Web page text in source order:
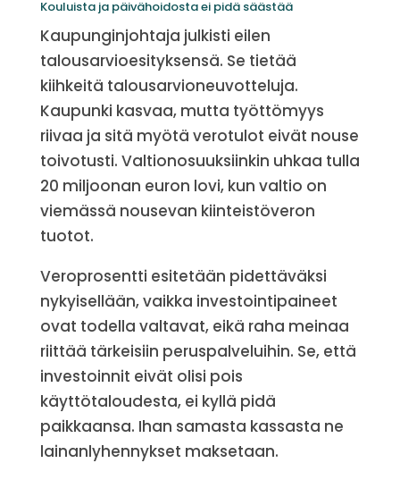
Kouluista ja päivähoidosta ei pidä säästää
Kaupunginjohtaja julkisti eilen
talousarvioesityksensä. Se tietää
kiihkeitä talousarvioneuvotteluja.
Kaupunki kasvaa, mutta työttömyys
riivaa ja sitä myötä verotulot eivät nouse
toivotusti. Valtionosuuksiinkin uhkaa tulla
20 miljoonan euron lovi, kun valtio on
viemässä nousevan kiinteistöveron
tuotot.
Veroprosentti esitetään pidettäväksi
nykyisellään, vaikka investointipaineet
ovat todella valtavat, eikä raha meinaa
riittää tärkeisiin peruspalveluihin. Se, että
investoinnit eivät olisi pois
käyttötaloudesta, ei kyllä pidä
paikkaansa. Ihan samasta kassasta ne
lainanlyhennykset maksetaan.